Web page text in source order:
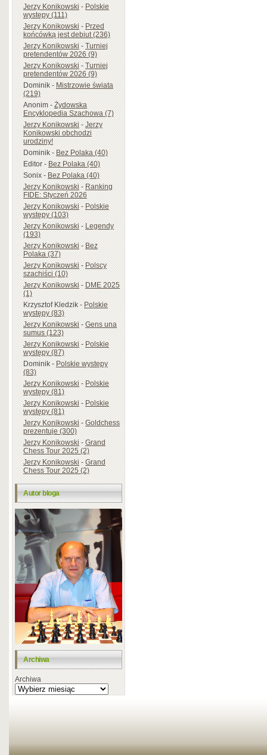
Jerzy Konikowski-Polskie
występy (111)
Jerzy Konikowski-Przed
końcówką jest debiut (236)
Jerzy Konikowski-Turniej
pretendentów 2026 (9)
Jerzy Konikowski-Turniej
pretendentów 2026 (9)
Dominik-Mistrzowie świata
(219)
Anonim-Żydowska
Encyklopedia Szachowa (7)
Jerzy Konikowski-Jerzy
Konikowski obchodzi
urodziny!
Dominik-Bez Polaka (40)
Editor-Bez Polaka (40)
Sonix-Bez Polaka (40)
Jerzy Konikowski-Ranking
FIDE: Styczeń 2026
Jerzy Konikowski-Polskie
występy (103)
Jerzy Konikowski-Legendy
(193)
Jerzy Konikowski-Bez
Polaka (37)
Jerzy Konikowski-Polscy
szachiści (10)
Jerzy Konikowski-DME 2025
(1)
Krzysztof Kledzik-Polskie
występy (83)
Jerzy Konikowski-Gens una
sumus (123)
Jerzy Konikowski-Polskie
występy (87)
Dominik-Polskie występy
(83)
Jerzy Konikowski-Polskie
występy (81)
Jerzy Konikowski-Polskie
występy (81)
Jerzy Konikowski-Goldchess
prezentuje (300)
Jerzy Konikowski-Grand
Chess Tour 2025 (2)
Jerzy Konikowski-Grand
Chess Tour 2025 (2)
Autor bloga
Archiwa
Archiwa